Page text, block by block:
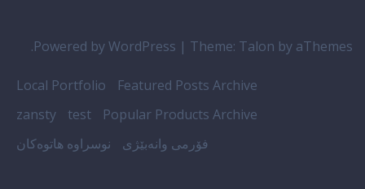
Powered by WordPress | Theme: Talon by aThemes.
Featured Posts Archive
Local Portfolio
Popular Products Archive
test
zansty
فۆرمی وانەبێژی
نوسراوە هاتوەکان